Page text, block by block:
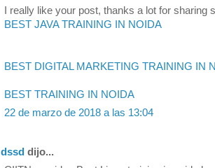
I really like your post, thanks a lot for sharing
BEST JAVA TRAINING IN NOIDA
BEST DIGITAL MARKETING TRAINING IN
BEST TRAINING IN NOIDA
22 de marzo de 2018 a las 13:04
dssd dijo...